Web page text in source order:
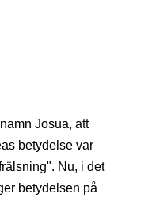
Josua, att
betydelse var
Nu, i det
betydelsen på